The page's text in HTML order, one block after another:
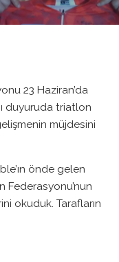
23 Haziran’da
duyuruda triatlon
müjdesini
önde gelen
Federasyonu’nun
okuduk. Tarafların